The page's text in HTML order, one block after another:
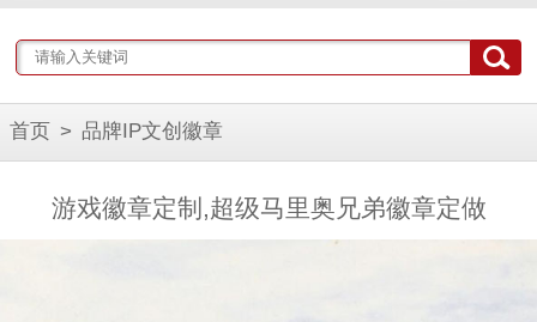
首页 > 品牌IP文创徽章
游戏徽章定制,超级马里奥兄弟徽章定做